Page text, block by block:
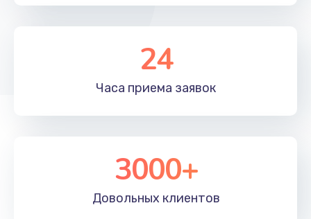
1200 руб.
Замена шлейфа
700 руб.
Заказать
1100 руб.
Заказать
24
Часа приема заявок
3000+
Довольных клиентов